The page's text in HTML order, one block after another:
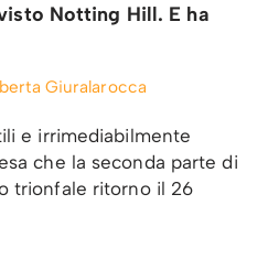
Notting Hill. E ha
Giuralarocca
e irrimediabilmente
che la seconda parte di
trionfale ritorno il 26